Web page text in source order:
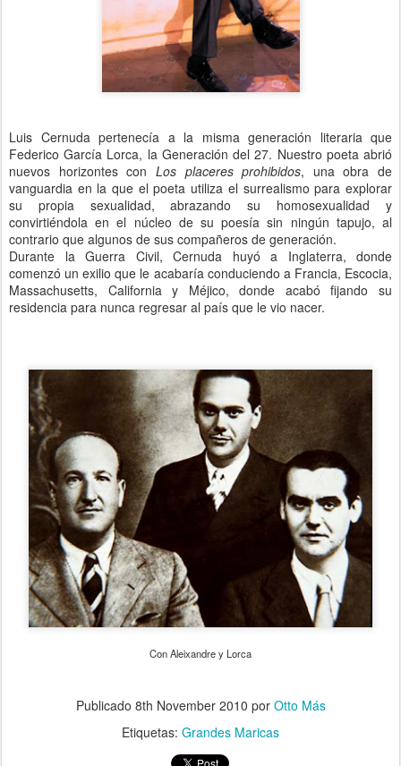
Luis Cernuda pertenecía a la misma generación literaria que
Federico García Lorca, la Generación del 27. Nuestro poeta abrió
nuevos horizontes con Los placeres prohibidos, una obra de
vanguardia en la que el poeta utiliza el surrealismo para explorar
su propia sexualidad, abrazando su homosexualidad y
convirtiéndola en el núcleo de su poesía sin ningún tapujo, al
contrario que algunos de sus compañeros de generación.
Durante la Guerra Civil, Cernuda huyó a Inglaterra, donde
comenzó un exilio que le acabaría conduciendo a Francia, Escocia,
Massachusetts, California y Méjico, donde acabó fijando su
residencia para nunca regresar al país que le vio nacer.
Con Aleixandre y Lorca
Publicado 8th November 2010 por Otto Más
Etiquetas: Grandes Maricas